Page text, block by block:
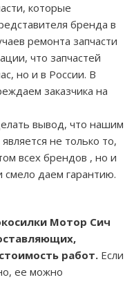
которые
бренда в
ремонта запчасти
что запчастей
но и в России. В
заказчика на
вывод, что нашим
не только то,
всех брендов , но и
смело даем гарантию.
Мотор Сич
работ. Если
ее можно